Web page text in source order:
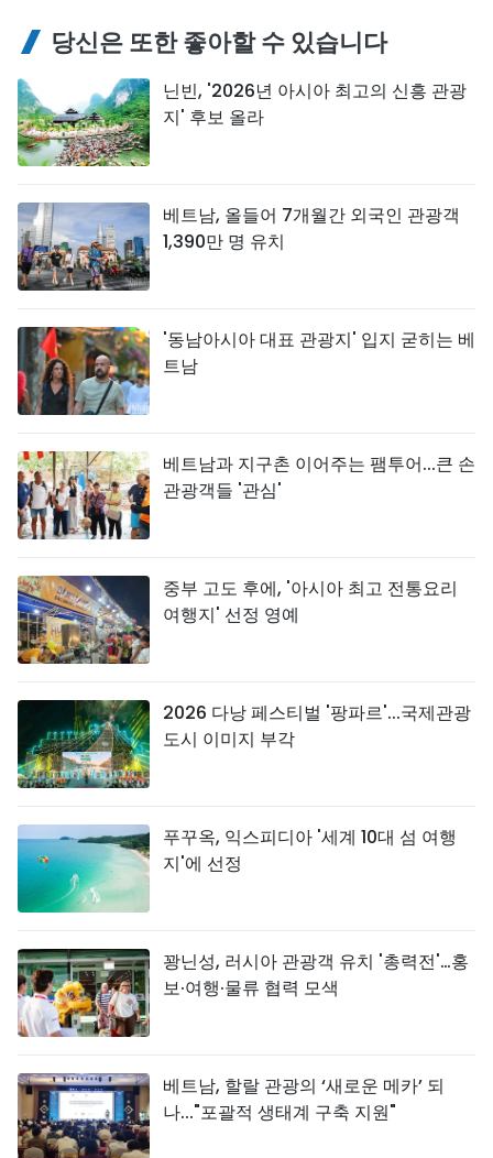
당신은 또한 좋아할 수 있습니다
닌빈, '2026년 아시아 최고의 신흥 관광
지' 후보 올라
베트남, 올들어 7개월간 외국인 관광객
1,390만 명 유치
'동남아시아 대표 관광지' 입지 굳히는 베
트남
베트남과 지구촌 이어주는 팸투어...큰 손
관광객들 '관심'
중부 고도 후에, '아시아 최고 전통요리
여행지' 선정 영예
2026 다낭 페스티벌 '팡파르'...국제관광
도시 이미지 부각
푸꾸옥, 익스피디아 '세계 10대 섬 여행
지'에 선정
꽝닌성, 러시아 관광객 유치 '총력전'…홍
보·여행·물류 협력 모색
베트남, 할랄 관광의 ‘새로운 메카’ 되
나..."포괄적 생태계 구축 지원"